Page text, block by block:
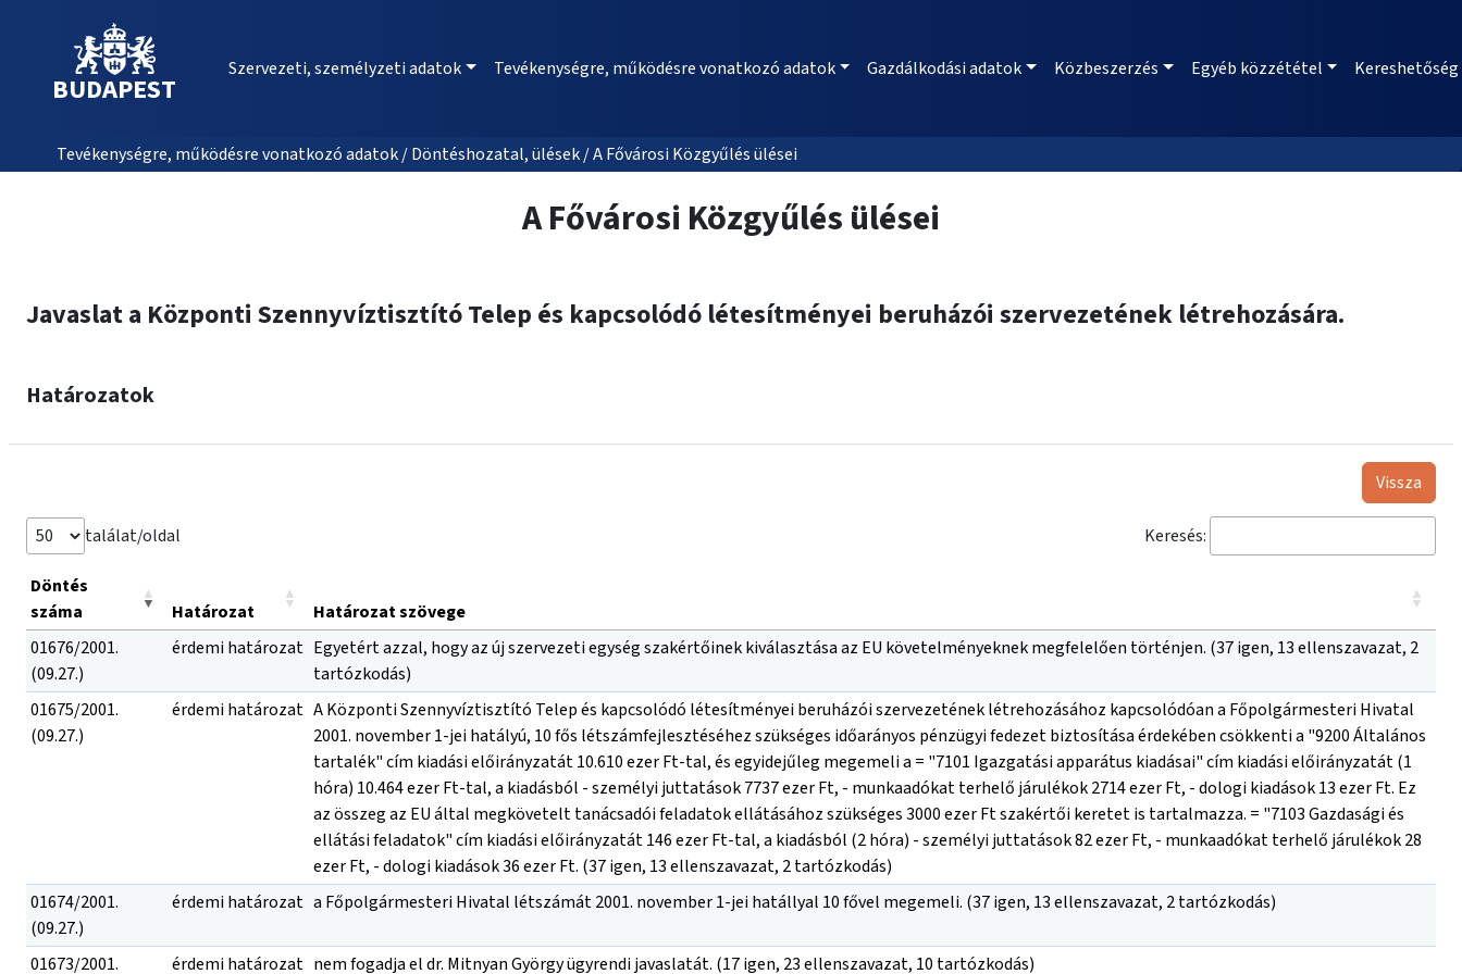
BUDAPEST
Szervezeti, személyzeti adatok Tevékenységre, működésre vonatkozó adatok Gazdálkodási adatok Közbeszerzés Egyéb közzététel Kereshetőség
Tevékenységre, működésre vonatkozó adatok / Döntéshozatal, ülések / A Fővárosi Közgyűlés ülései
A Fővárosi Közgyűlés ülései
Javaslat a Központi Szennyvíztisztító Telep és kapcsolódó létesítményei beruházói szervezetének létrehozására.
Határozatok
Vissza
találat/oldal Keresés:
Döntés
száma
Határozat
Határozat szövege
01676/2001.
(09.27.)
érdemi határozat Egyetért azzal, hogy az új szervezeti egység szakértőinek kiválasztása az EU követelményeknek megfelelően történjen. (37 igen, 13 ellenszavazat, 2
tartózkodás)
01675/2001.
(09.27.)
érdemi határozat A Központi Szennyvíztisztító Telep és kapcsolódó létesítményei beruházói szervezetének létrehozásához kapcsolódóan a Főpolgármesteri Hivatal
2001. november 1-jei hatályú, 10 fős létszámfejlesztéséhez szükséges időarányos pénzügyi fedezet biztosítása érdekében csökkenti a "9200 Általános
tartalék" cím kiadási előirányzatát 10.610 ezer Ft-tal, és egyidejűleg megemeli a = "7101 Igazgatási apparátus kiadásai" cím kiadási előirányzatát (1
hóra) 10.464 ezer Ft-tal, a kiadásból - személyi juttatások 7737 ezer Ft, - munkaadókat terhelő járulékok 2714 ezer Ft, - dologi kiadások 13 ezer Ft. Ez
az összeg az EU által megkövetelt tanácsadói feladatok ellátásához szükséges 3000 ezer Ft szakértői keretet is tartalmazza. = "7103 Gazdasági és
ellátási feladatok" cím kiadási előirányzatát 146 ezer Ft-tal, a kiadásból (2 hóra) - személyi juttatások 82 ezer Ft, - munkaadókat terhelő járulékok 28
ezer Ft, - dologi kiadások 36 ezer Ft. (37 igen, 13 ellenszavazat, 2 tartózkodás)
01674/2001.
(09.27.)
érdemi határozat a Főpolgármesteri Hivatal létszámát 2001. november 1-jei hatállyal 10 fővel megemeli. (37 igen, 13 ellenszavazat, 2 tartózkodás)
01673/2001.
érdemi határozat nem fogadja el dr. Mitnyan György ügyrendi javaslatát. (17 igen, 23 ellenszavazat, 10 tartózkodás)